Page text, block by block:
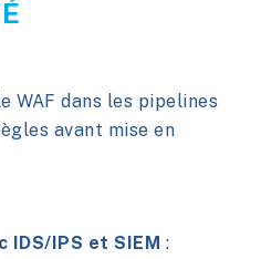
WAF dans les pipelines
avant mise en
IDS/IPS et SIEM :